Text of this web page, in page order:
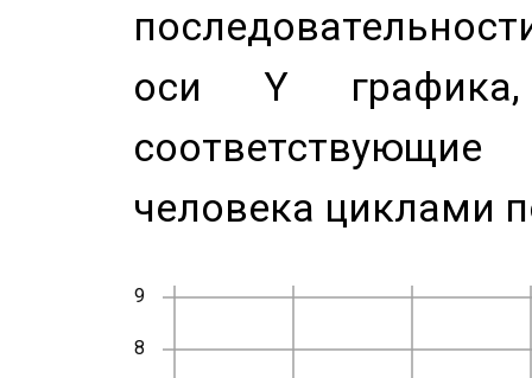
оси Y
человека циклами